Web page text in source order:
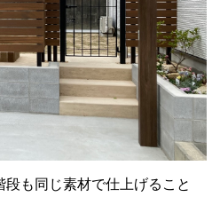
も同じ素材で仕上げること